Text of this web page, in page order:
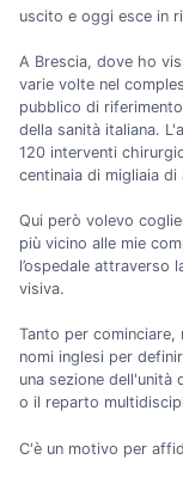
uscito e oggi esce in
A Brescia, dove ho
varie volte nel
pubblico di
della sanità italiana.
120 interventi
centinaia di migliaia
Qui però volevo
più vicino alle mie
l’ospedale attraverso
visiva.
Tanto per
nomi inglesi per
una sezione dell'unità
o il reparto
C'è un motivo per